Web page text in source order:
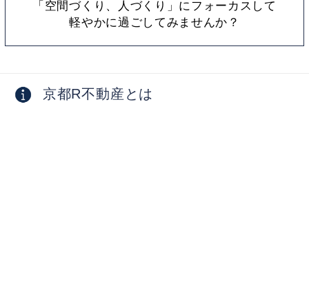
「空間づくり、人づくり」にフォーカスして
軽やかに過ごしてみませんか？
京都R不動産とは